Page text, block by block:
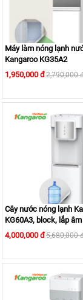
Máy làm nóng lạnh
Kangaroo KG35A2
1,950,000 đ2,790,000
Cây nước nóng lạnh
KG60A3, block, lắp
4,000,000 đ5,680,000